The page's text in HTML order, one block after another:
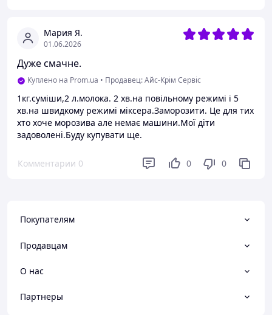
Мария Я.
01.06.2026
Дуже смачне.
Куплено на Prom.ua • Продавец: Айс-Крім Сервіс
1кг.суміши,2 л.молока. 2 хв.на повільному режимі і 5
хв.на швидкому режимі міксера.Заморозити. Це для тих
хто хоче морозива але немає машини.Мої діти
задоволені.Буду купувати ще.
Комментарии 0 0 0
Покупателям
Продавцам
О нас
Партнеры